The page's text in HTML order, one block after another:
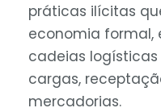
práticas ilícitas
economia formal,
cadeias
cargas,
mercadorias.